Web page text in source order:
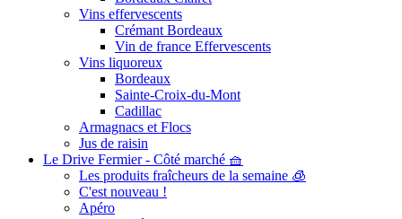
Vins effervescents
Crémant Bordeaux
Vin de france Effervescents
Vins liquoreux
Bordeaux
Sainte-Croix-du-Mont
Cadillac
Armagnacs et Flocs
Jus de raisin
Le Drive Fermier - Côté marché 🧺
Les produits fraîcheurs de la semaine 🧊
C'est nouveau !
Apéro